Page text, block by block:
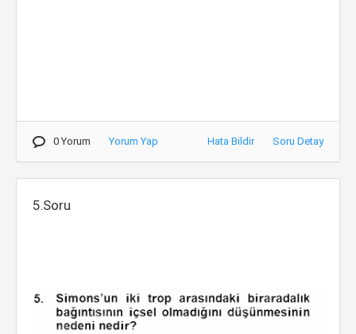
0 Yorum Yorum Yap Hata Bildir Soru Detay
5.Soru